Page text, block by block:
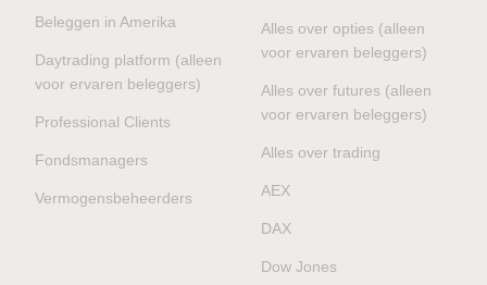
Beleggen in Amerika
Daytrading platform (alleen
voor ervaren beleggers)
Professional Clients
Fondsmanagers
Vermogensbeheerders
Alles over opties (alleen
voor ervaren beleggers)
Alles over futures (alleen
voor ervaren beleggers)
Alles over trading
AEX
DAX
Dow Jones